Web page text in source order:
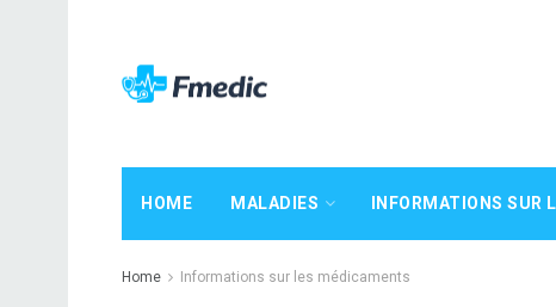
HOME MALADIES INFORMATIONS SUR
Home Informations sur les médicaments